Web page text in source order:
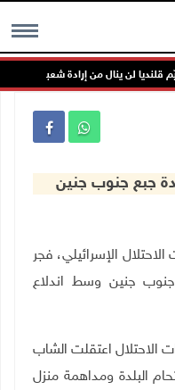
MENUلن ينال من إرادة شعبنا
جبع جنوب جنين
قوات الاحتلال الإسرائيلي، فجر
جنوب جنين وسط اندلاع
الاحتلال اعتقلت الشاب
البلدة ومداهمة منزل